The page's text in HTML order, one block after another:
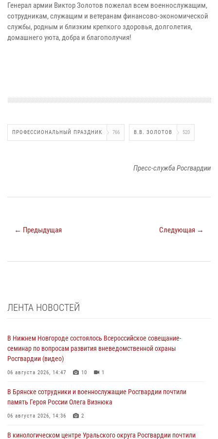
Генерал армии Виктор Золотов пожелал всем военнослужащим,
сотрудникам, служащим и ветеранам финансово-экономической
службы, родным и близким крепкого здоровья, долголетия,
домашнего уюта, добра и благополучия!
ПРОФЕССИОНАЛЬНЫЙ ПРАЗДНИК 766 В.В. ЗОЛОТОВ 520
Пресс-служба Росгвардии
← Предыдущая Следующая →
ЛЕНТА НОВОСТЕЙ
В Нижнем Новгороде состоялось Всероссийское совещание-
семинар по вопросам развития вневедомственной охраны
Росгвардии (видео)
06 августа 2026, 14:47 10 1
В Брянске сотрудники и военнослужащие Росгвардии почтили
память Героя России Олега Визнюка
06 августа 2026, 14:36 2
В кинологическом центре Уральского округа Росгвардии почтили